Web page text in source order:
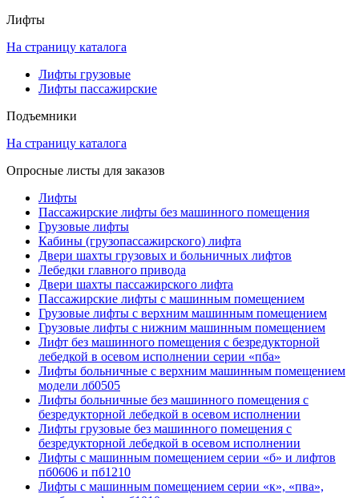
Лифты
На страницу каталога
Лифты грузовые
Лифты пассажирские
Подъемники
На страницу каталога
Опросные листы для заказов
Лифты
Пассажирские лифты без машинного помещения
Грузовые лифты
Кабины (грузопассажирского) лифта
Двери шахты грузовых и больничных лифтов
Лебедки главного привода
Двери шахты пассажирского лифта
Пассажирские лифты с машинным помещением
Грузовые лифты с верхним машинным помещением
Грузовые лифты с нижним машинным помещением
Лифт без машинного помещения с безредукторной
лебедкой в осевом исполнении серии «пба»
Лифты больничные с верхним машинным помещением
модели лб0505
Лифты больничные без машинного помещения с
безредукторной лебедкой в осевом исполнении
Лифты грузовые без машинного помещения с
безредукторной лебедкой в осевом исполнении
Лифты с машинным помещением серии «б» и лифтов
пб0606 и пб1210
Лифты с машинным помещением серии «к», «пва»,